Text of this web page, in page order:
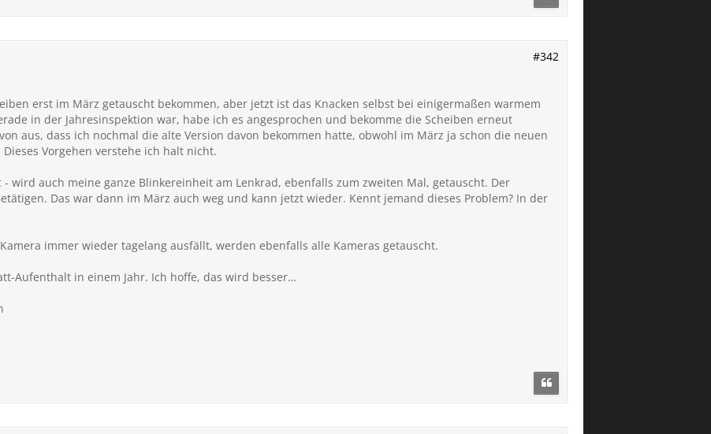
#342
erst im März getauscht bekommen, aber jetzt ist das Knacken selbst bei einigermaßen warmem
in der Jahresinspektion war, habe ich es angesprochen und bekomme die Scheiben erneut
aus, dass ich nochmal die alte Version davon bekommen hatte, obwohl im März ja schon die neuen
Vorgehen verstehe ich halt nicht.
wird auch meine ganze Blinkereinheit am Lenkrad, ebenfalls zum zweiten Mal, getauscht. Der
Das war dann im März auch weg und kann jetzt wieder. Kennt jemand dieses Problem? In der
immer wieder tagelang ausfällt, werden ebenfalls alle Kameras getauscht.
Aufenthalt in einem Jahr. Ich hoffe, das wird besser…